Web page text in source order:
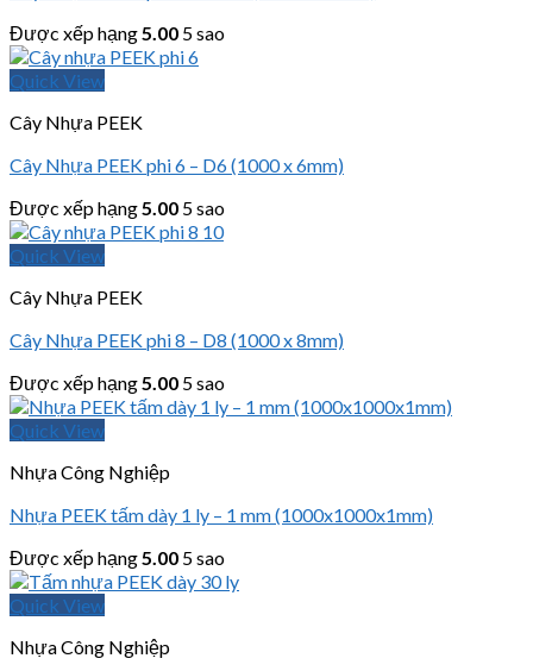
Được xếp hạng5.00 5 sao
Quick View
Cây Nhựa PEEK
Cây Nhựa PEEK phi 6 – D6 (1000 x 6mm)
Được xếp hạng5.00 5 sao
Quick View
Cây Nhựa PEEK
Cây Nhựa PEEK phi 8 – D8 (1000 x 8mm)
Được xếp hạng5.00 5 sao
Quick View
Nhựa Công Nghiệp
Nhựa PEEK tấm dày 1 ly – 1 mm (1000x1000x1mm)
Được xếp hạng5.00 5 sao
Quick View
Nhựa Công Nghiệp